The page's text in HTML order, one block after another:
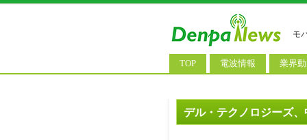
モ
TOP 電波情報
基地局ニュース
業界
決算情
デル・テクノロジーズ